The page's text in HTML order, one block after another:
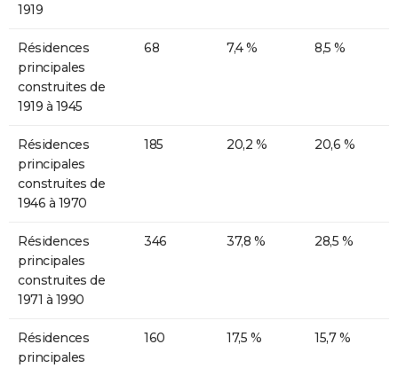
1919
Résidences
principales
construites de
1919 à 1945
68 7,4 % 8,5 %
Résidences
principales
construites de
1946 à 1970
185 20,2 % 20,6 %
Résidences
principales
construites de
1971 à 1990
346 37,8 % 28,5 %
Résidences
principales
160 17,5 % 15,7 %